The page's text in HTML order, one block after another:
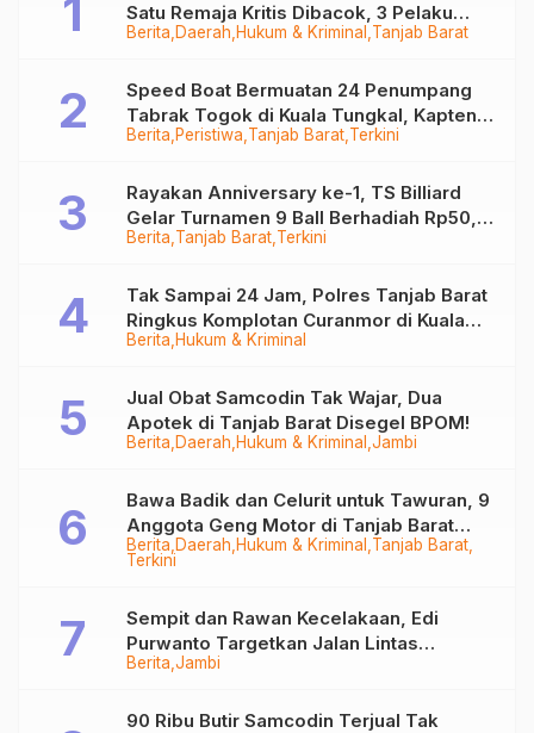
Berita Daerah Hukum & Kriminal Tanjab Barat
Satu Remaja Kritis Dibacok, 3 Pelaku
Ditangkap
Berita Peristiwa Tanjab Barat Terkini
Speed Boat Bermuatan 24 Penumpang
Tabrak Togok di Kuala Tungkal, Kapten
Sempat Hilang
Berita Tanjab Barat Terkini
Rayakan Anniversary ke-1, TS Billiard
Gelar Turnamen 9 Ball Berhadiah Rp50,8
Juta
Berita Hukum & Kriminal
Tak Sampai 24 Jam, Polres Tanjab Barat
Ringkus Komplotan Curanmor di Kuala
Tungkal
Berita Daerah Hukum & Kriminal Jambi
Jual Obat Samcodin Tak Wajar, Dua
Apotek di Tanjab Barat Disegel BPOM!
Berita Daerah Hukum & Kriminal Tanjab Barat
Terkini
Bawa Badik dan Celurit untuk Tawuran, 9
Anggota Geng Motor di Tanjab Barat
Diringkus
Berita Jambi
Sempit dan Rawan Kecelakaan, Edi
Purwanto Targetkan Jalan Lintas
Tungkal-Jambi Mulus di 2028
90 Ribu Butir Samcodin Terjual Tak